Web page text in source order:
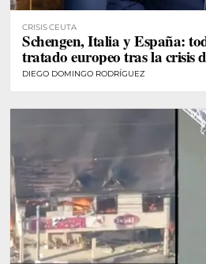
CRISIS CEUTA
Schengen, Italia y España:
tratado europeo tras la crisis
DIEGO DOMINGO RODRÍGUEZ